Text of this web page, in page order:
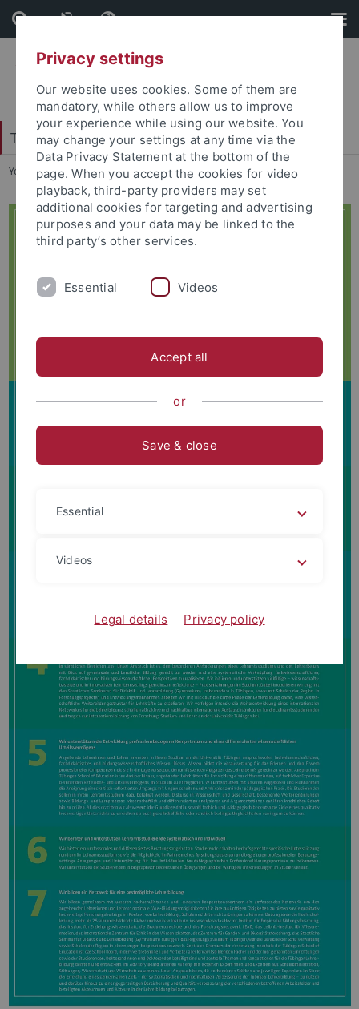
Skip
to
content
Skip
to
footer
Tübingen School of Education (TüSE)
You are here: Startseite ... Leitbild
Privacy settings
Our website uses cookies. Some of them are
mandatory, while others allow us to improve
your experience while using our website. You
may change your settings at any time via the
Data Privacy Statement at the bottom of the
page. When you accept the cookies for video
playback, third-party providers may set
additional cookies for targeting and advertising
purposes and your data may be linked to the
third party’s other services.
Essential Videos
Accept all
or
Save & close
Essential
Videos
Legal details Privacy policy